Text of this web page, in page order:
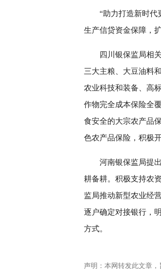
“助力打造新时代
生产信贷资金保障，
四川银保监局相
三大主粮、大豆油料
农业科技和装备、高
作物完全成本保险全
食安全的大宗农产品
色农产品保险，积极
河南银保监局提
耕备耕。积极支持农
监局推动新型农业经
逐户确定对接银行，
方式。
声明：本网转发此文章